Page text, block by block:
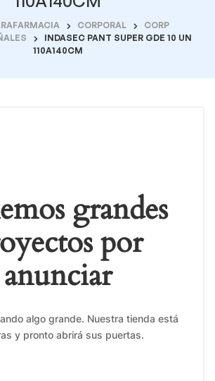
CORPORAL
CORP
INDASEC PANT SUPER GDE 10 UN
110A140CM
grandes
por
anunciar
algo grande. Nuestra tienda está
y pronto abrirá sus puertas.